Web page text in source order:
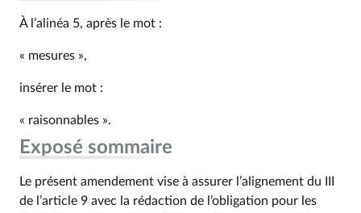
À l’alinéa 5, après le mot :
« mesures »,
insérer le mot :
« raisonnables ».
Exposé sommaire
Le présent amendement vise à assurer l’alignement du III
de l’article 9 avec la rédaction de l’obligation pour les